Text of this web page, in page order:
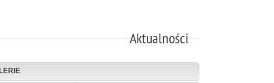
Aktualności